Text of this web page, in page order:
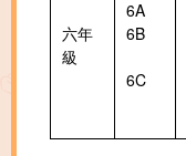
六年
級
6A
6B
6C